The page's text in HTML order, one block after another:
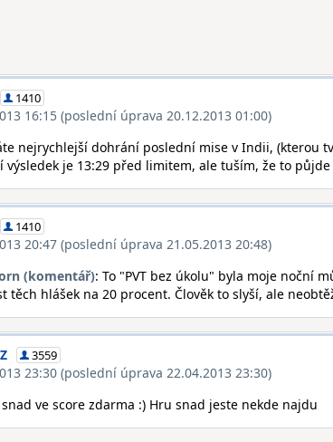
1410
16:15 (poslední úprava 20.12.2013 01:00)
nejrychlejší dohrání poslední mise v Indii, (kterou
výsledek je 13:29 před limitem, ale tuším, že to
1410
20:47 (poslední úprava 21.05.2013 20:48)
(komentář): To "PVT bez úkolu" byla moje noční
těch hlášek na 20 procent. Člověk to slyší, ale
3559
23:30 (poslední úprava 22.04.2013 23:30)
ve score zdarma :) Hru snad jeste nekde najdu